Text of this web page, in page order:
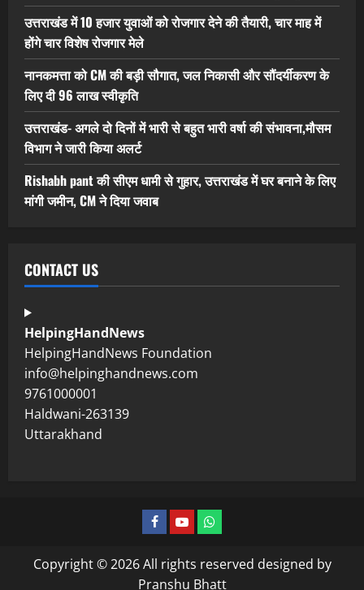
उत्तराखंड में 10 हजार युवाओं को रोजगार देने की तैयारी, चार माह में
होंगे चार विशेष रोजगार मेले
नानकमत्ता को CM की बड़ी सौगात, जल निकासी और सौंदर्यीकरण के
लिए दी 96 लाख स्वीकृति
उत्तराखंड- अगले दो दिनों में भारी से बहुत भारी वर्षा की संभावना,मौसम
विभाग ने जारी किया अलर्ट
Rishabh pant की सीएम धामी से गुहार, उत्तराखंड में घर बनाने के लिए
मांगी जमीन, CM ने दिया जवाब
CONTACT US
HelpingHandNews
HelpingHandNews Foundation
info@helpinghandnews.com
9761000001
Haldwani-263139
Uttarakhand
Copyright © 2026 All rights reserved designed by
Pranshu Bhatt